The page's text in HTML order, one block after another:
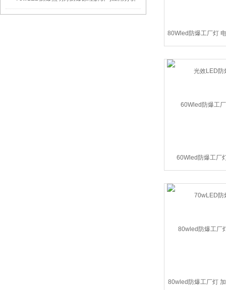
80Wled防爆工厂灯
LED防爆
60Wled防爆工厂
70wLED防
80wled防爆工厂灯